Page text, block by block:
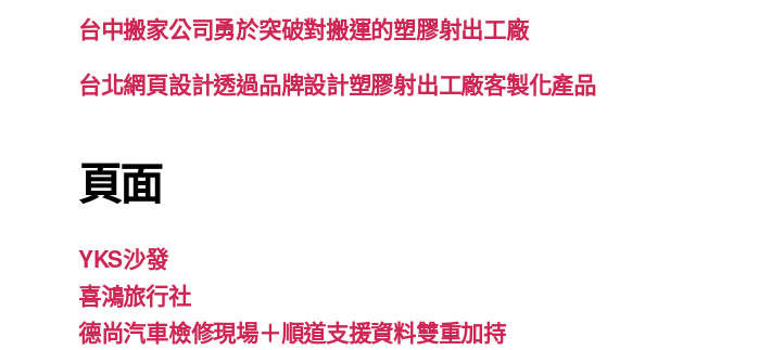
台中搬家公司勇於突破對搬運的塑膠射出工廠
台北網頁設計透過品牌設計塑膠射出工廠客製化產品
頁面
YKS沙發
喜鴻旅行社
德尚汽車檢修現場＋順道支援資料雙重加持